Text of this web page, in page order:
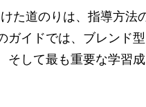
ガイドでは、ブレンド型
そして最も重要な学習成